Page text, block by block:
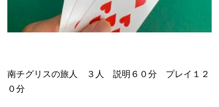
南チグリスの旅人 ３人 説明６０分 プレイ１２
０分